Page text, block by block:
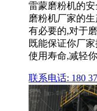
雷蒙磨粉机的
磨粉机厂家的
有必要的,对于
既能保证你厂
使用寿命,减轻
联系电话: 180